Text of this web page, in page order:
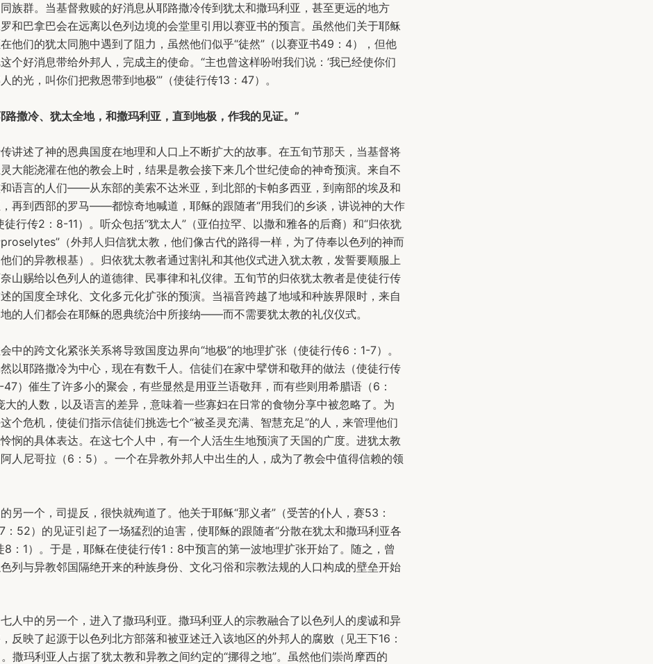
族群。当基督救赎的好消息从耶路撒冷传到犹太和撒玛利亚，甚至更远的地方
和巴拿巴会在远离以色列边境的会堂里引用以赛亚书的预言。虽然他们关于耶稣
他们的犹太同胞中遇到了阻力，虽然他们似乎“徒然”（以赛亚书49：4），但他
个好消息带给外邦人，完成主的使命。“主也曾这样吩咐我们说：’我已经使你们
的光，叫你们把救恩带到地极’”（使徒行传13：47）。
路撒冷、犹太全地，和撒玛利亚，直到地极，作我的见证。”
讲述了神的恩典国度在地理和人口上不断扩大的故事。在五旬节那天，当基督将
大能浇灌在他的教会上时，结果是教会接下来几个世纪使命的神奇预演。来自不
语言的人们——从东部的美索不达米亚，到北部的卡帕多西亚，到南部的埃及和
再到西部的罗马——都惊奇地喊道，耶稣的跟随者“用我们的乡谈，讲说神的大作
徒行传2：8-11）。听众包括“犹太人”（亚伯拉罕、以撒和雅各的后裔）和“归依犹
（外邦人归信犹太教，他们像古代的路得一样，为了侍奉以色列的神而
们的异教根基）。归依犹太教者通过割礼和其他仪式进入犹太教，发誓要顺服上
山赐给以色列人的道德律、民事律和礼仪律。五旬节的归依犹太教者是使徒行传
的国度全球化、文化多元化扩张的预演。当福音跨越了地域和种族界限时，来自
的人们都会在耶稣的恩典统治中所接纳——而不需要犹太教的礼仪仪式。
中的跨文化紧张关系将导致国度边界向“地极”的地理扩张（使徒行传6：1-7）。
以耶路撒冷为中心，现在有数千人。信徒们在家中擘饼和敬拜的做法（使徒行传
）催生了许多小的聚会，有些显然是用亚兰语敬拜，而有些则用希腊语（6：
大的人数，以及语言的差异，意味着一些寡妇在日常的食物分享中被忽略了。为
个危机，使徒们指示信徒们挑选七个“被圣灵充满、智慧充足”的人，来管理他们
悯的具体表达。在这七个人中，有一个人活生生地预演了天国的广度。进犹太教
人尼哥拉（6：5）。一个在异教外邦人中出生的人，成为了教会中值得信赖的领
另一个，司提反，很快就殉道了。他关于耶稣“那义者”（受苦的仆人，赛53：
：52）的见证引起了一场猛烈的迫害，使耶稣的跟随者“分散在犹太和撒玛利亚各
8：1）。于是，耶稣在使徒行传1：8中预言的第一波地理扩张开始了。随之，曾
列与异教邻国隔绝开来的种族身份、文化习俗和宗教法规的人口构成的壁垒开始
人中的另一个，进入了撒玛利亚。撒玛利亚人的宗教融合了以色列人的虔诚和异
反映了起源于以色列北方部落和被亚述迁入该地区的外邦人的腐败（见王下16：
撒玛利亚人占据了犹太教和异教之间约定的“挪得之地”。虽然他们崇尚摩西的